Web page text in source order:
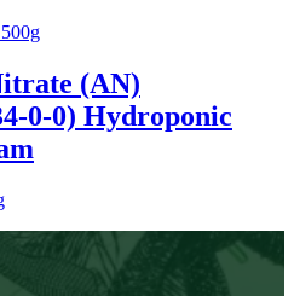
(AN)
0-0) Hydroponic